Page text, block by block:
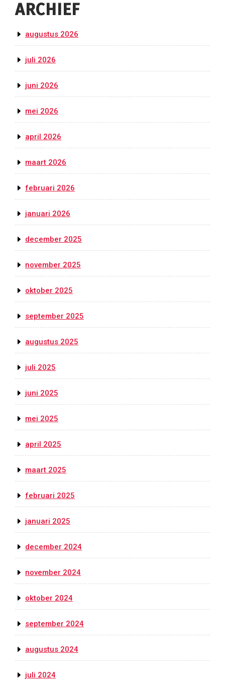
ARCHIEF
augustus 2026
juli 2026
juni 2026
mei 2026
april 2026
maart 2026
februari 2026
januari 2026
december 2025
november 2025
oktober 2025
september 2025
augustus 2025
juli 2025
juni 2025
mei 2025
april 2025
maart 2025
februari 2025
januari 2025
december 2024
november 2024
oktober 2024
september 2024
augustus 2024
juli 2024